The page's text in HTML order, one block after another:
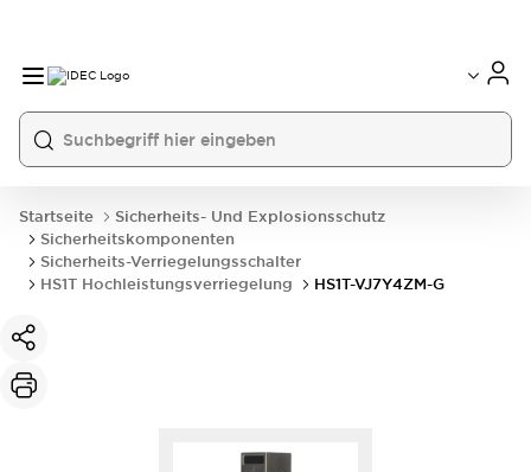
Startseite
Sicherheits- Und Explosionsschutz
Sicherheitskomponenten
Sicherheits-Verriegelungsschalter
HS1T Hochleistungsverriegelung
HS1T-VJ7Y4ZM-G